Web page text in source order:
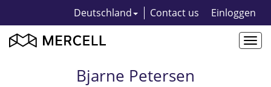
Deutschland Contact us Einloggen
Bjarne Petersen